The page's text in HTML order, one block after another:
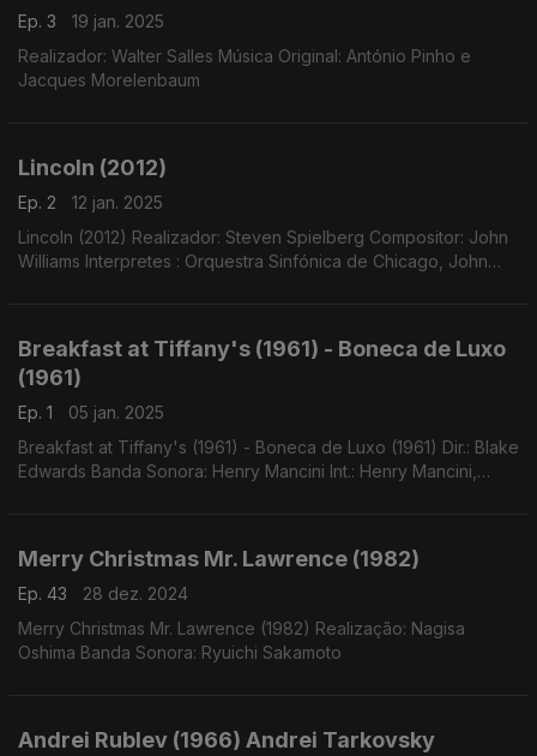
Ep. 3
19 jan. 2025
Realizador: Walter Salles Música Original: António Pinho e
Jacques Morelenbaum
Lincoln (2012)
Ep. 2
12 jan. 2025
Lincoln (2012) Realizador: Steven Spielberg Compositor: John
Williams Interpretes : Orquestra Sinfónica de Chicago, John
Breakfast at Tiffany's (1961) - Boneca de Luxo
(1961)
Ep. 1
05 jan. 2025
Breakfast at Tiffany's (1961) - Boneca de Luxo (1961) Dir.: Blake
Edwards Banda Sonora: Henry Mancini Int.: Henry Mancini,
Merry Christmas Mr. Lawrence (1982)
Ep. 43
28 dez. 2024
Merry Christmas Mr. Lawrence (1982) Realização: Nagisa
Oshima Banda Sonora: Ryuichi Sakamoto
Andrei Rublev (1966) Andrei Tarkovsky